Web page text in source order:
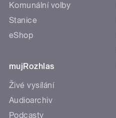
Komunální volby
Stanice
eShop
mujRozhlas
Živé vysílání
Audioarchiv
Podcasty